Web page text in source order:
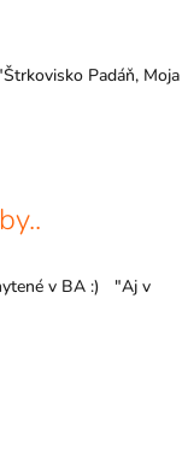
Padáň, Moja
v BA :) "Aj v